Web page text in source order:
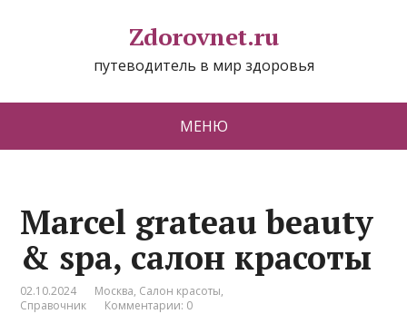
Zdorovnet.ru
путеводитель в мир здоровья
МЕНЮ
Marcel grateau beauty
& spa, салон красоты
02.10.2024 Москва, Салон красоты,
Справочник
Комментарии: 0